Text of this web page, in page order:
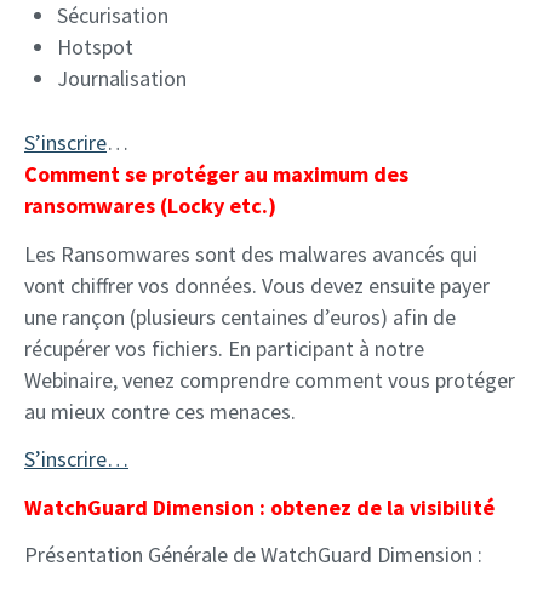
Sécurisation
Hotspot
Journalisation
S’inscrire…
Comment se protéger au maximum des
ransomwares (Locky etc.)
Les Ransomwares sont des malwares avancés qui
vont chiffrer vos données. Vous devez ensuite payer
une rançon (plusieurs centaines d’euros) afin de
récupérer vos fichiers. En participant à notre
Webinaire, venez comprendre comment vous protéger
au mieux contre ces menaces.
S’inscrire…
WatchGuard Dimension : obtenez de la visibilité
Présentation Générale de WatchGuard Dimension :